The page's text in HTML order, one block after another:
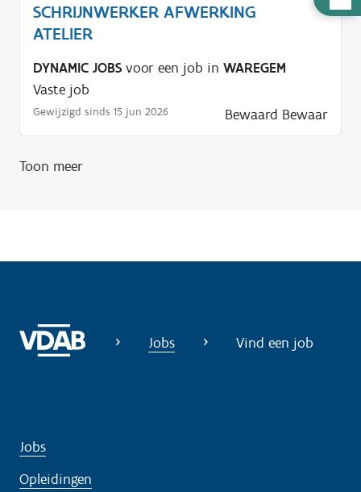
u
SCHRIJNWERKER AFWERKING
ATELIER
DYNAMIC JOBS voor een job in WAREGEM
Vaste job
Gewijzigd sinds 15 jun 2026 Bewaard Bewaar
Toon meer
Jobs Vind een job
Jobs
Opleidingen